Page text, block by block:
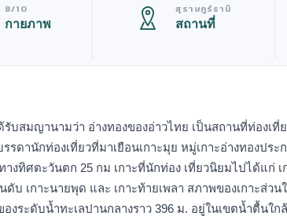
8/10
กายภาพ
สุราษฎร์ธานี
สถานที่
บสมญานามว่า อ่างทองของอ่าวไทย เป็นสถานที่ท่องเที่
ดานักท่องเที่ยวที่มาเยือนเกาะมุย หมู่เกาะอ่างทองประ
างทิศตะวันตก 25 กม เกาะที่นักท่อง เที่ยวนิยมไปได้แก่ เ
ดับ เกาะนายพุด และ เกาะท้ายเพลา สภาพของเกาะส่วน
งระดับน้ำทะเลปานกลางราว 396 ม. อยู่ในเขตน้ำตื้นใก